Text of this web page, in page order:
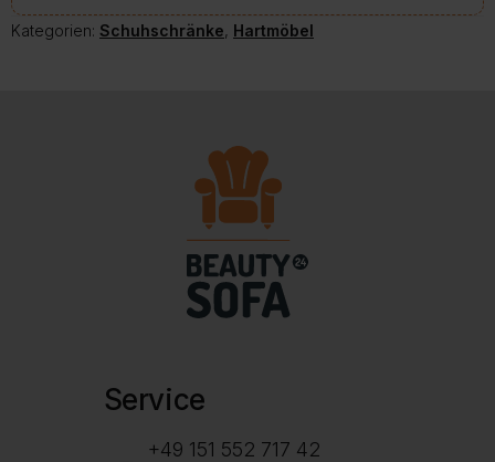
Kategorien: Schuhschränke, Hartmöbel
Service
+49 151 552 717 42